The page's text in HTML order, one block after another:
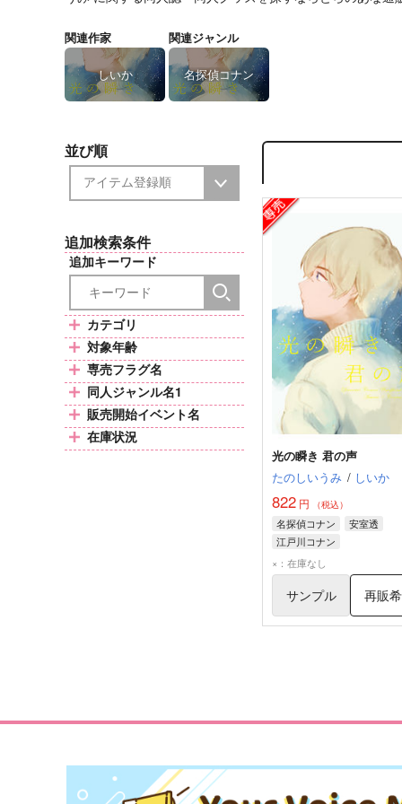
関連作家
しいか
関連ジャンル
名探偵コナン
並び順
追加検索条件
追加キーワード
カテゴリ
対象年齢
専売フラグ名
同人ジャンル名1
販売開始イベント名
在庫状況
光の瞬き 君の声
たのしいうみ / しいか
822 円 （税込）
名探偵コナン
安室透
江戸川コナン
×：在庫なし
サンプル 再販